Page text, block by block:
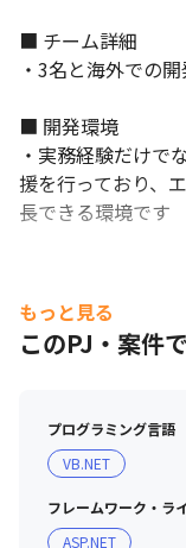
■ チーム詳細
・3名と海外での
■ 開発環境
・実務経験だけで
援を行っており、
長できる環境です
もっと見る
このPJ・案件
プログラミング言語
VB.NET
フレームワーク・ラ
ASP.NET